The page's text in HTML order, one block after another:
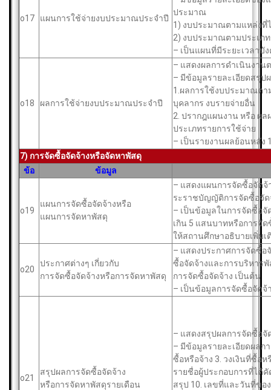
o17 แผนการใช้จ่ายงบประมาณประจำปี
ประมาณ
1) งบประมาณตามแหล่งที่
2) งบประมาณตามประเภ
– เป็นแผนที่มีระยะเวลา
o18 ผลการใช้จ่ายงบประมาณประจำปี
– แสดงผลการดําเนินงา
– มีข้อมูลรายละเอียดสรุป
1.ผลการใช้งบประมาณตา
บุคลากร งบรายจ่ายอื่น
2. ปรากฎแผนงาน หรือ ผ
ประเภทรายการใช้จ่าย
– เป็นรายงานผลย้อนหลัง
7) การจัดซื้อจัดจ้างหรือจัดหาพัสดุ
ข้อ
ข้อมูล
o19
แผนการจัดซื้อจัดจ้างหรือ
แผนการจัดหาพัสดุ
– แสดงแผนการจัดซื้อจัด
ระราชบัญญัติการจัดซื้อจัด
– เป็นข้อมูลในการจัดซื้อ
เกิน 5 แสนบาทหรือการจั
ให้สถานศึกษาอธิบายเพิ่ม
o20
ประกาศต่างๆ เกี่ยวกับ
การจัดซื้อจัดจ้างหรือการจัดหาพัสดุ
– แสดงประกาศการจัดซื้
ซื้อจัดจ้างและการบริหาร
การจัดซื้อจัดจ้าง เป็นต้น
– เป็นข้อมูลการจัดซื้อจัด
o21
สรุปผลการจัดซื้อจัดจ้าง
หรือการจัดหาพัสดุรายเดือน
– แสดงสรุปผลการจัดซื้อจั
– มีข้อมูลรายละเอียดผลก
ซื้อหรือจ้าง 3. วงเงินที่ซื้อห
รายชื่อผู้ประกอบการที่ได้คั
สรุป 10. เลขที่และวันที่ข